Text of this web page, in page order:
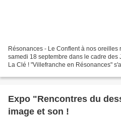
Résonances - Le Conflent à nos
samedi 18 septembre dans le cadre
La Clé ! "Villefranche en Résonances"
Expo "Rencontres du
image et son !